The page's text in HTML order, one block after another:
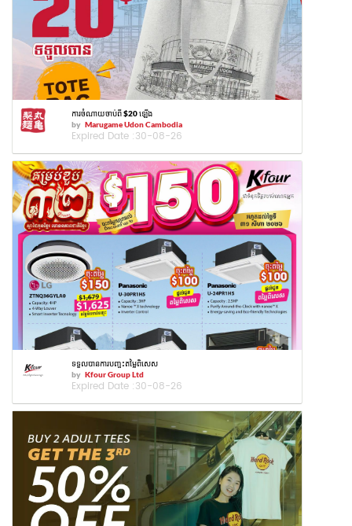
ការចំណាយចាប់ពី $20 ឡើង
by Marugame Udon Cambodia
Expired Date :30-08-26
ទទួលបានការបញ្ចុះតម្លៃពិសេស
by Kfour Group Ltd
Expired Date :30-08-26